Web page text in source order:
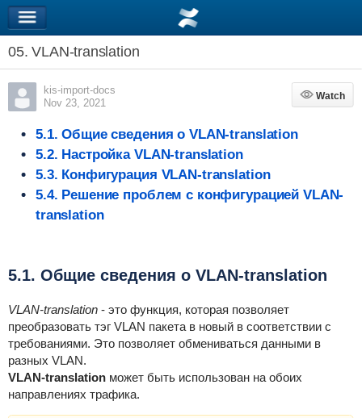
05. VLAN-translation
kis-import-docs
Nov 23, 2021
Watch
Watch
5.1. Общие сведения о VLAN-translation
5.2. Настройка VLAN-translation
5.3. Конфигурация VLAN-translation
5.4. Решение проблем с конфигурацией VLAN-
translation
5.1. Общие сведения о VLAN-translation
VLAN-translation- это функция, которая позволяет
преобразовать тэг VLAN пакета в новый в соответствии с
требованиями. Это позволяет обмениваться данными в
разных VLAN.
VLAN-translationможет быть использован на обоих
направлениях трафика.